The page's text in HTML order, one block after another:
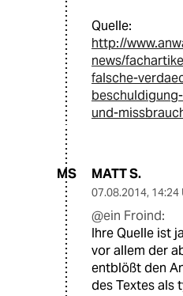
Quelle:
http://
news/
falsche-
und-
MS MATT S.
07.08.2014, 14:24
@ein Froind:
Ihre Quelle ist
vor allem der
entblößt den
des Textes als